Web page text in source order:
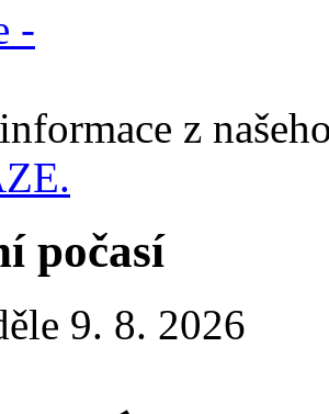
z
počasí
9. 8. 2026